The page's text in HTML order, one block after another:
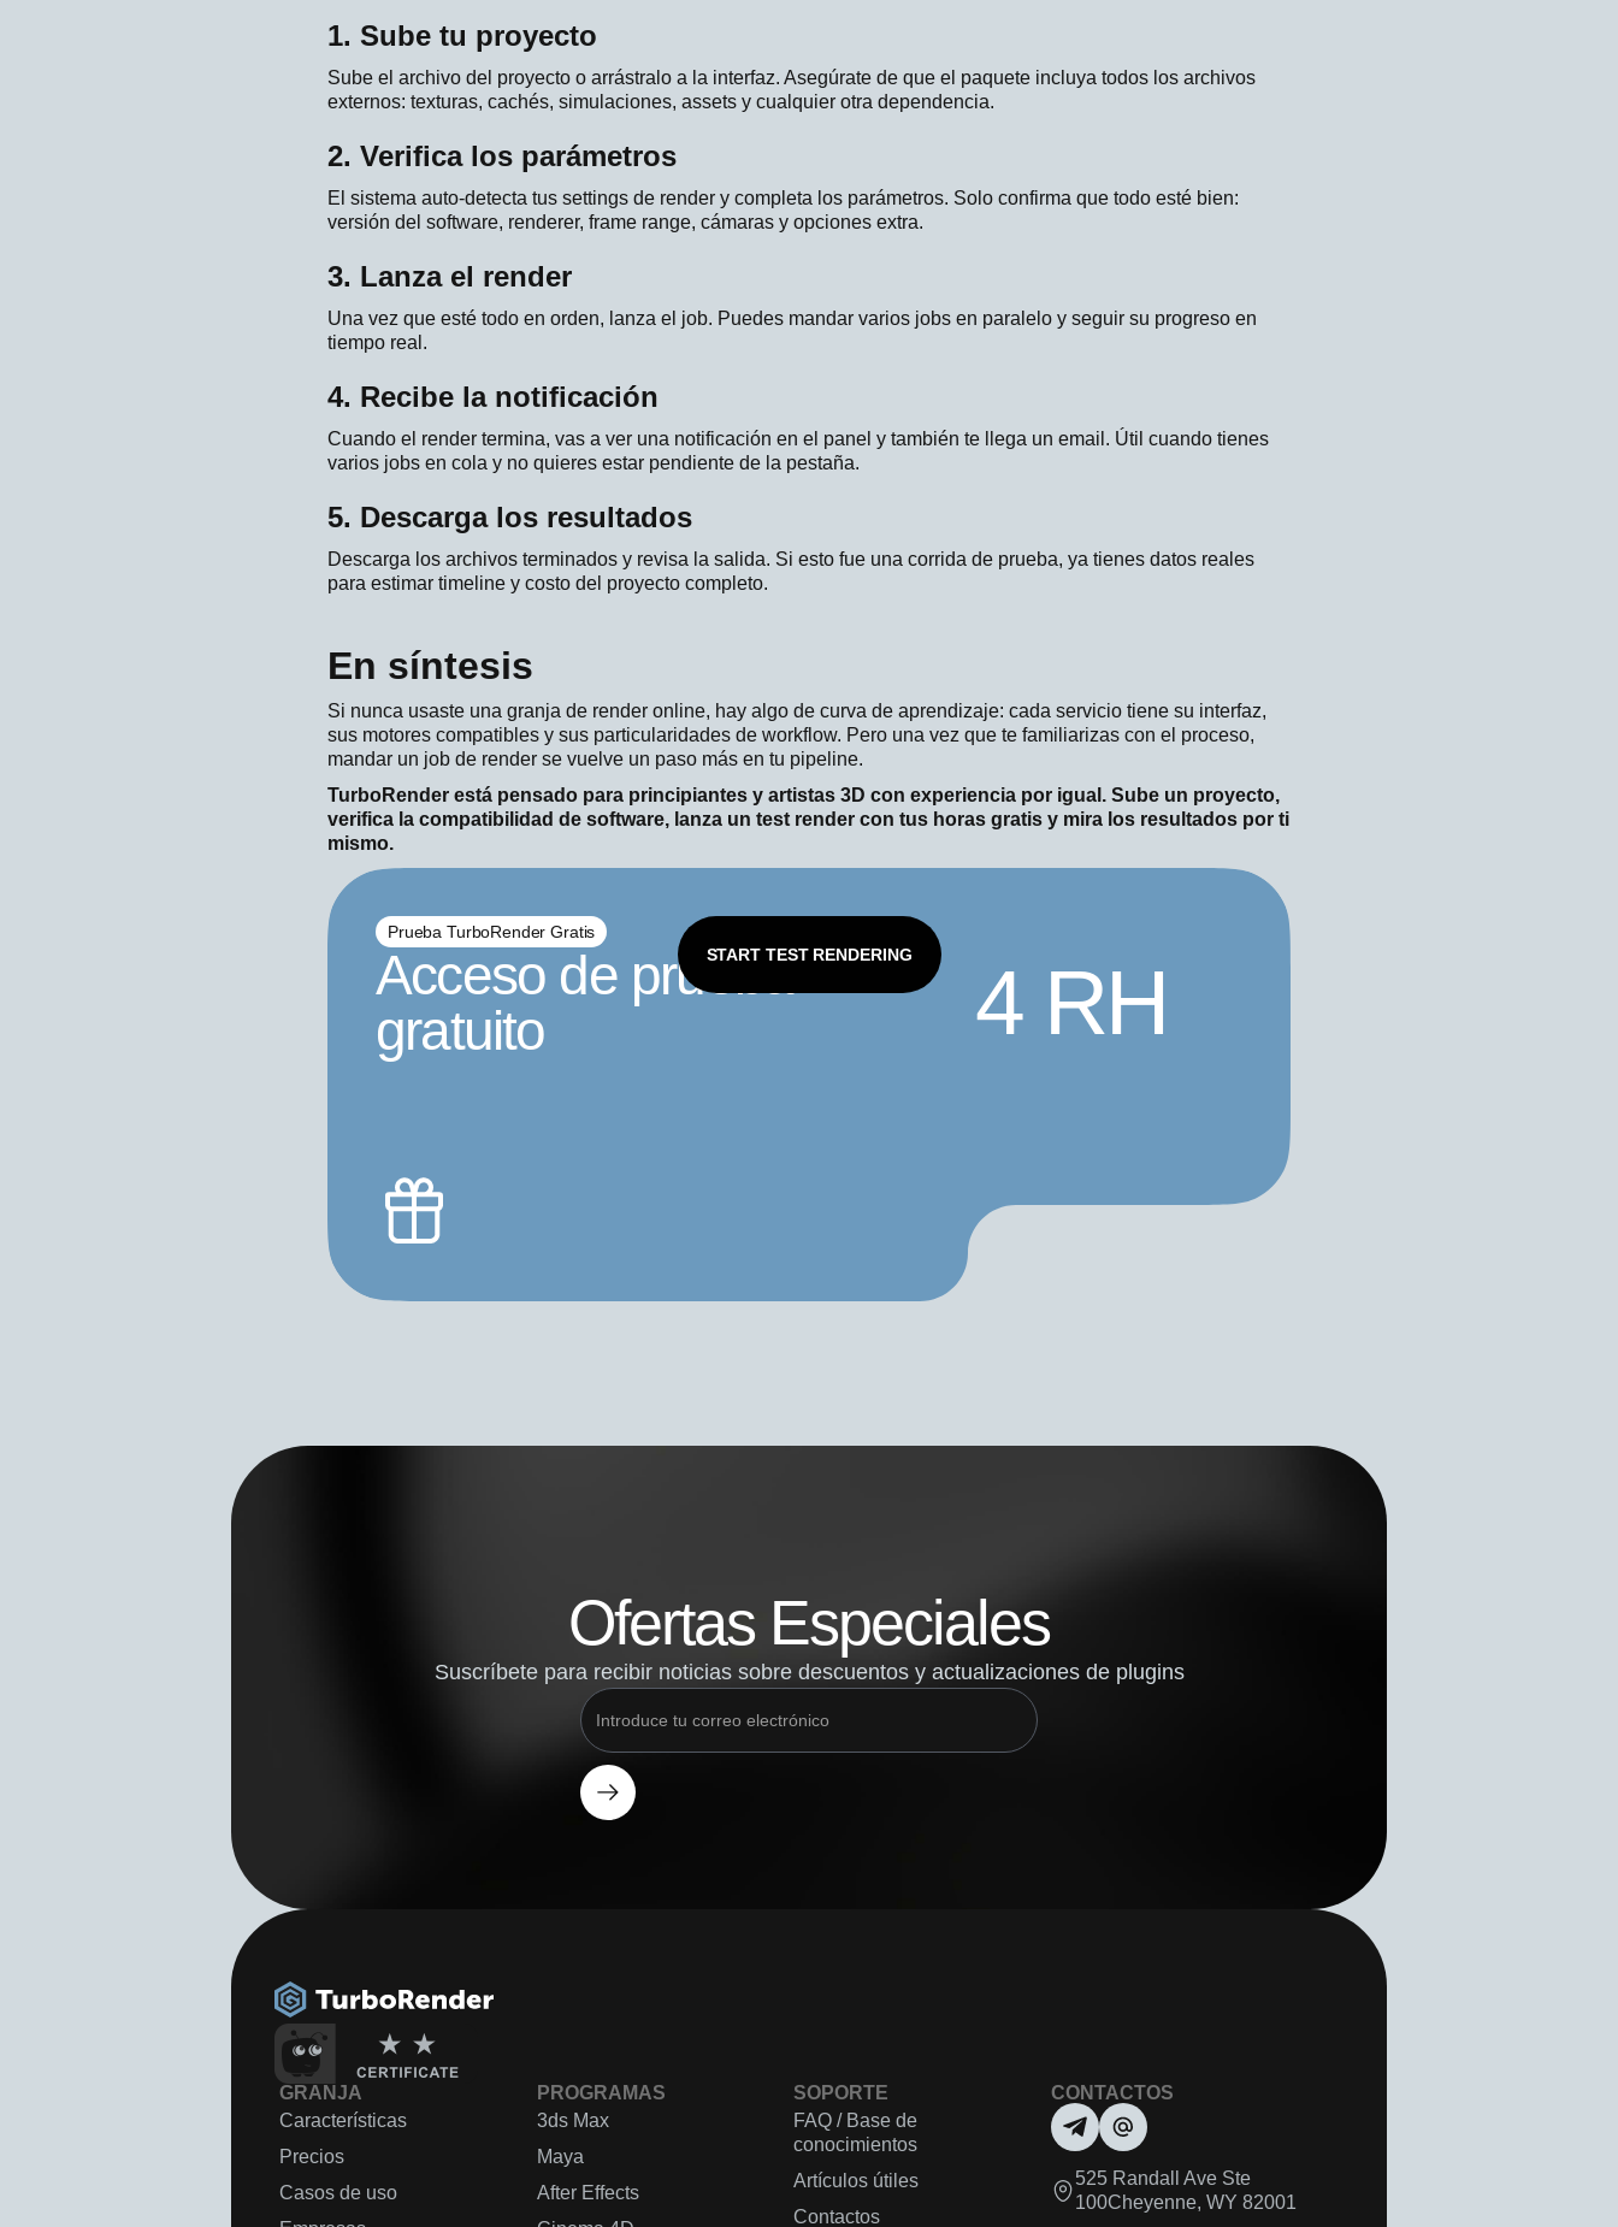
1. Sube tu proyecto
Sube el archivo del proyecto o arrástralo a la interfaz. Asegúrate de que el paquete incluya todos los archivos
externos: texturas, cachés, simulaciones, assets y cualquier otra dependencia.
2. Verifica los parámetros
El sistema auto-detecta tus settings de render y completa los parámetros. Solo confirma que todo esté bien:
versión del software, renderer, frame range, cámaras y opciones extra.
3. Lanza el render
Una vez que esté todo en orden, lanza el job. Puedes mandar varios jobs en paralelo y seguir su progreso en
tiempo real.
4. Recibe la notificación
Cuando el render termina, vas a ver una notificación en el panel y también te llega un email. Útil cuando tienes
varios jobs en cola y no quieres estar pendiente de la pestaña.
5. Descarga los resultados
Descarga los archivos terminados y revisa la salida. Si esto fue una corrida de prueba, ya tienes datos reales
para estimar timeline y costo del proyecto completo.
En síntesis
Si nunca usaste una granja de render online, hay algo de curva de aprendizaje: cada servicio tiene su interfaz,
sus motores compatibles y sus particularidades de workflow. Pero una vez que te familiarizas con el proceso,
mandar un job de render se vuelve un paso más en tu pipeline.
TurboRender está pensado para principiantes y artistas 3D con experiencia por igual. Sube un proyecto,
verifica la compatibilidad de software, lanza un test render con tus horas gratis y mira los resultados por ti
mismo.
Prueba TurboRender Gratis
Acceso de prueba
gratuito
4 RH
START TEST RENDERING
Ofertas Especiales
Suscríbete para recibir noticias sobre descuentos y actualizaciones de plugins
GRANJA
Características
Precios
Casos de uso
PROGRAMAS
3ds Max
Maya
After Effects
SOPORTE
FAQ / Base de
conocimientos
Artículos útiles
Contactos
CONTACTOS
525 Randall Ave Ste
100Cheyenne, WY 82001